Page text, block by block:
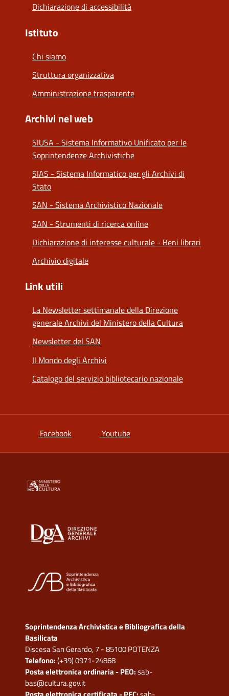
Dichiarazione di accessibilità
Istituto
Chi siamo
Struttura organizzativa
Amministrazione trasparente
Archivi nel web
SIUSA - Sistema Informativo Unificato per le
Soprintendenze Archivistiche
SIAS - Sistema Informatico per gli Archivi di
Stato
SAN - Sistema Archivistico Nazionale
SAN - Strumenti di ricerca online
Dichiarazione di interesse culturale - Beni librari
Archivio digitale
Link utili
La Newsletter settimanale della Direzione
generale Archivi del Ministero della Cultura
Newsletter del SAN
Il Mondo degli Archivi
Catalogo del servizio bibliotecario nazionale
Facebooksi apre in una nuova scheda
Youtubesi apre in una nuova scheda
Soprintendenza Archivistica e Bibliografica della
Basilicata
Discesa San Gerardo, 7 - 85100 POTENZA
Telefono:(+39) 0971-24868
Posta elettronica ordinaria - PEO:sab-
bas@cultura.gov.it